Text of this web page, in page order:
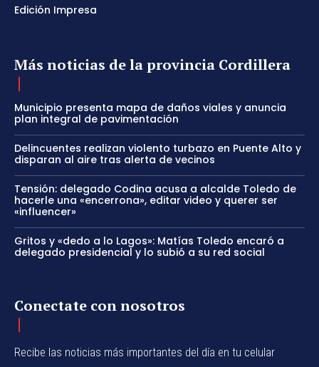
Edición Impresa
Más noticias de la provincia Cordillera
Municipio presenta mapa de daños viales y anuncia
plan integral de pavimentación
Delincuentes realizan violento turbazo en Puente Alto y
disparan al aire tras alerta de vecinos
Tensión: delegado Codina acusa a alcalde Toledo de
hacerle una «encerrona», editar video y querer ser
«influencer»
Gritos y «dedo a lo Lagos»: Matías Toledo encaró a
delegado presidencial y lo subió a su red social
Conectate con nosotros
Recibe las noticias más importantes del día en tu celular